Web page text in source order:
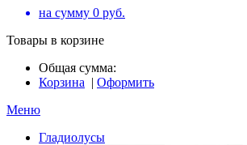
на сумму 0 руб.
Товары в корзине
Общая сумма:
Корзина | Оформить
Меню
Гладиолусы